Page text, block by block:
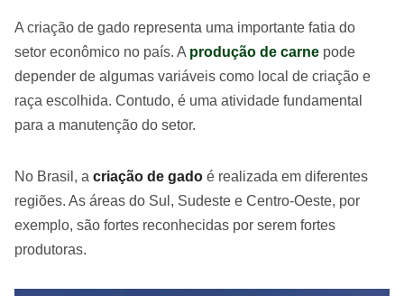
A criação de gado representa uma importante fatia do
setor econômico no país. A produção de carne pode
depender de algumas variáveis como local de criação e
raça escolhida. Contudo, é uma atividade fundamental
para a manutenção do setor.
No Brasil, a criação de gado é realizada em diferentes
regiões. As áreas do Sul, Sudeste e Centro-Oeste, por
exemplo, são fortes reconhecidas por serem fortes
produtoras.